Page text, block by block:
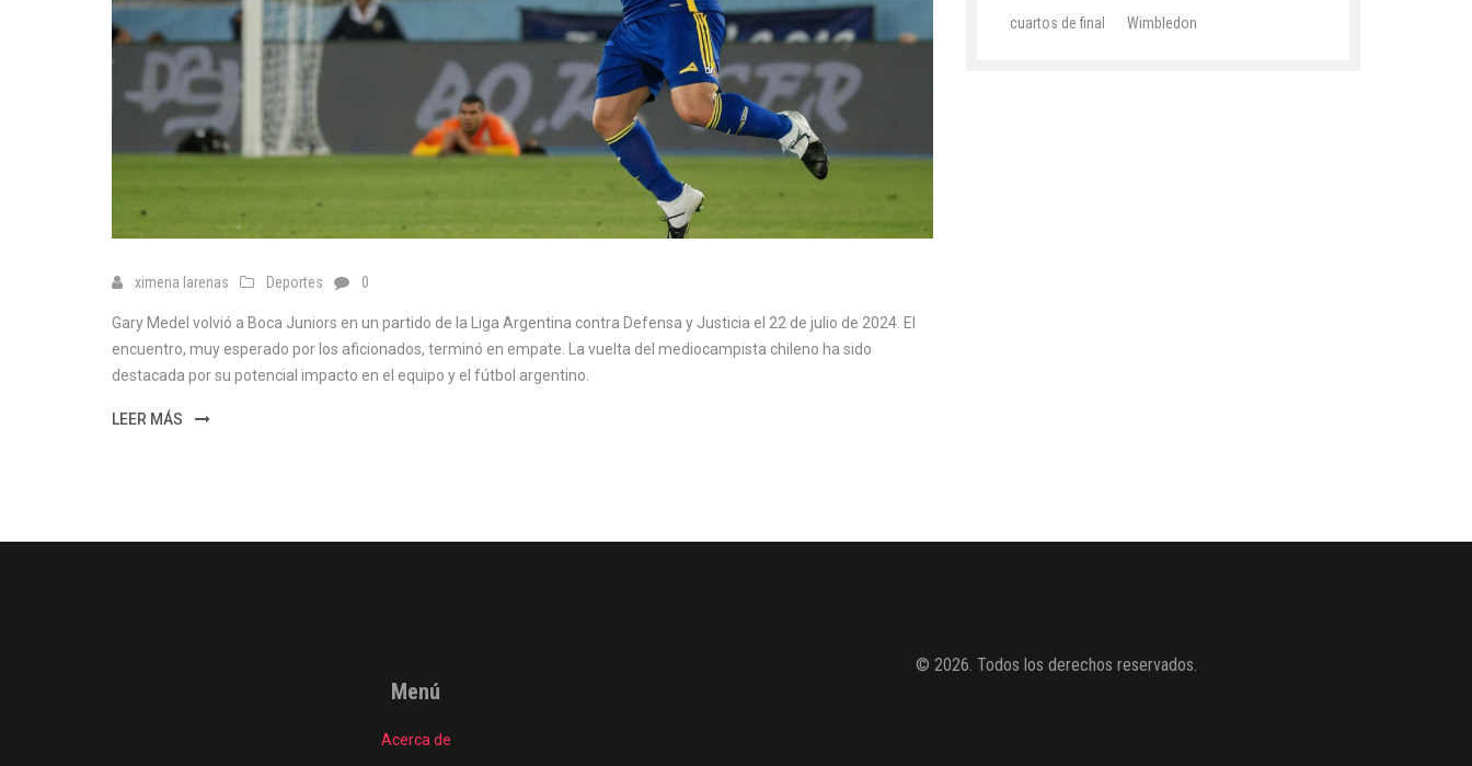
ximena larenas Deportes 0
Gary Medel volvió a Boca Juniors en un partido de la Liga Argentina contra Defensa y Justicia el 22 de julio de 2024. El
encuentro, muy esperado por los aficionados, terminó en empate. La vuelta del mediocampista chileno ha sido
destacada por su potencial impacto en el equipo y el fútbol argentino.
LEER MÁS
cuartos de final Wimbledon
Menú
Acerca de
© 2026. Todos los derechos reservados.